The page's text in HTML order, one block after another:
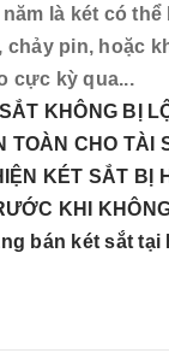
là két có
chảy pin, hoặc
cực kỳ qua...
KHÔNG BỊ
TOÀN CHO TÀI
KÉT SẮT BỊ
KHI
bán két sắt tại